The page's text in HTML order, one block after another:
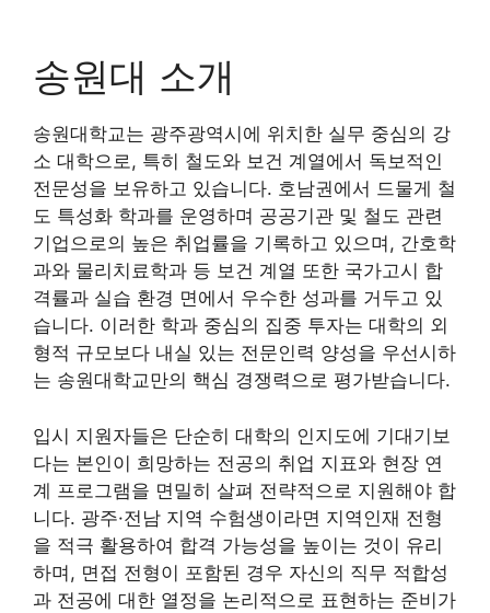
송원대 소개
송원대학교는 광주광역시에 위치한 실무 중심의 강
소 대학으로, 특히 철도와 보건 계열에서 독보적인
전문성을 보유하고 있습니다. 호남권에서 드물게 철
도 특성화 학과를 운영하며 공공기관 및 철도 관련
기업으로의 높은 취업률을 기록하고 있으며, 간호학
과와 물리치료학과 등 보건 계열 또한 국가고시 합
격률과 실습 환경 면에서 우수한 성과를 거두고 있
습니다. 이러한 학과 중심의 집중 투자는 대학의 외
형적 규모보다 내실 있는 전문인력 양성을 우선시하
는 송원대학교만의 핵심 경쟁력으로 평가받습니다.
입시 지원자들은 단순히 대학의 인지도에 기대기보
다는 본인이 희망하는 전공의 취업 지표와 현장 연
계 프로그램을 면밀히 살펴 전략적으로 지원해야 합
니다. 광주·전남 지역 수험생이라면 지역인재 전형
을 적극 활용하여 합격 가능성을 높이는 것이 유리
하며, 면접 전형이 포함된 경우 자신의 직무 적합성
과 전공에 대한 열정을 논리적으로 표현하는 준비가